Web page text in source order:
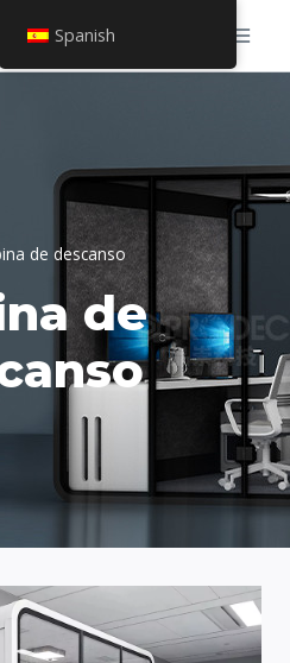
de descanso
de
Spanish